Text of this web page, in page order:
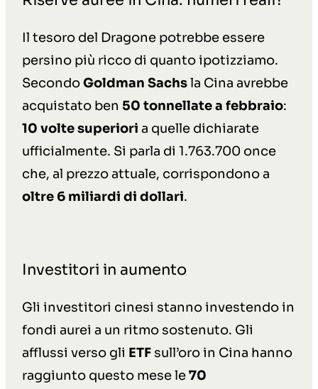
Il tesoro del Dragone potrebbe essere
persino più ricco di quanto ipotizziamo.
SecondoGoldman Sachsla Cina avrebbe
acquistato ben 50 tonnellate a febbraio:
10 voltesuperiori a quelle dichiarate
ufficialmente. Si parla di 1.763.700 once
che, al prezzo attuale, corrispondono a
oltre 6 miliardi di dollari.
Investitori in aumento
Gli investitori cinesi stanno investendo in
fondi aurei a un ritmo sostenuto. Gli
afflussi verso gli ETF sull’oro in Cina hanno
raggiunto questo mese le70